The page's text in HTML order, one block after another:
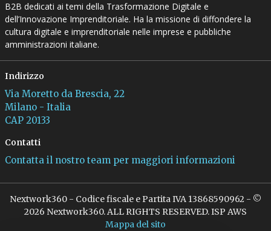
B2B dedicati ai temi della Trasformazione Digitale e
dell’Innovazione Imprenditoriale. Ha la missione di diffondere la
cultura digitale e imprenditoriale nelle imprese e pubbliche
amministrazioni italiane.
Indirizzo
Via Moretto da Brescia, 22
Milano - Italia
CAP 20133
Contatti
Contatta il nostro team per maggiori informazioni
Nextwork360 - Codice fiscale e Partita IVA 13868590962 - ©
2026 Nextwork360. ALL RIGHTS RESERVED. ISP AWS
Mappa del sito